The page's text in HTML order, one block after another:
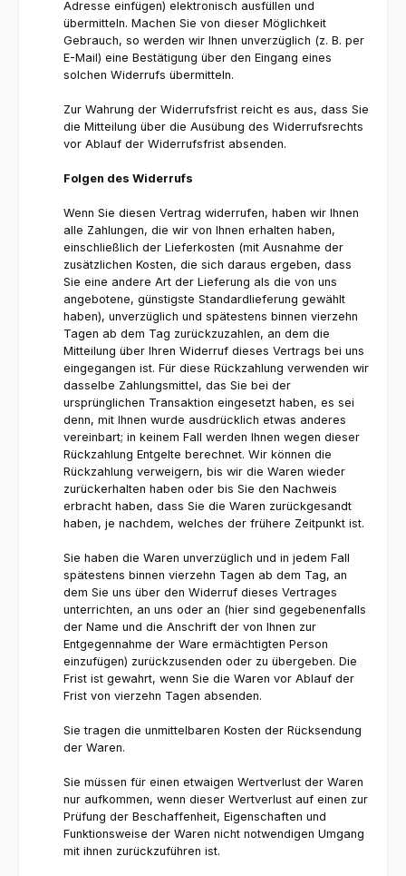
Adresse einfügen) elektronisch ausfüllen und
übermitteln. Machen Sie von dieser Möglichkeit
Gebrauch, so werden wir Ihnen unverzüglich (z. B. per
E-Mail) eine Bestätigung über den Eingang eines
solchen Widerrufs übermitteln.
Zur Wahrung der Widerrufsfrist reicht es aus, dass Sie
die Mitteilung über die Ausübung des Widerrufsrechts
vor Ablauf der Widerrufsfrist absenden.
Folgen des Widerrufs
Wenn Sie diesen Vertrag widerrufen, haben wir Ihnen
alle Zahlungen, die wir von Ihnen erhalten haben,
einschließlich der Lieferkosten (mit Ausnahme der
zusätzlichen Kosten, die sich daraus ergeben, dass
Sie eine andere Art der Lieferung als die von uns
angebotene, günstigste Standardlieferung gewählt
haben), unverzüglich und spätestens binnen vierzehn
Tagen ab dem Tag zurückzuzahlen, an dem die
Mitteilung über Ihren Widerruf dieses Vertrags bei uns
eingegangen ist. Für diese Rückzahlung verwenden wir
dasselbe Zahlungsmittel, das Sie bei der
ursprünglichen Transaktion eingesetzt haben, es sei
denn, mit Ihnen wurde ausdrücklich etwas anderes
vereinbart; in keinem Fall werden Ihnen wegen dieser
Rückzahlung Entgelte berechnet. Wir können die
Rückzahlung verweigern, bis wir die Waren wieder
zurückerhalten haben oder bis Sie den Nachweis
erbracht haben, dass Sie die Waren zurückgesandt
haben, je nachdem, welches der frühere Zeitpunkt ist.
Sie haben die Waren unverzüglich und in jedem Fall
spätestens binnen vierzehn Tagen ab dem Tag, an
dem Sie uns über den Widerruf dieses Vertrages
unterrichten, an uns oder an (hier sind gegebenenfalls
der Name und die Anschrift der von Ihnen zur
Entgegennahme der Ware ermächtigten Person
einzufügen) zurückzusenden oder zu übergeben. Die
Frist ist gewahrt, wenn Sie die Waren vor Ablauf der
Frist von vierzehn Tagen absenden.
Sie tragen die unmittelbaren Kosten der Rücksendung
der Waren.
Sie müssen für einen etwaigen Wertverlust der Waren
nur aufkommen, wenn dieser Wertverlust auf einen zur
Prüfung der Beschaffenheit, Eigenschaften und
Funktionsweise der Waren nicht notwendigen Umgang
mit ihnen zurückzuführen ist.